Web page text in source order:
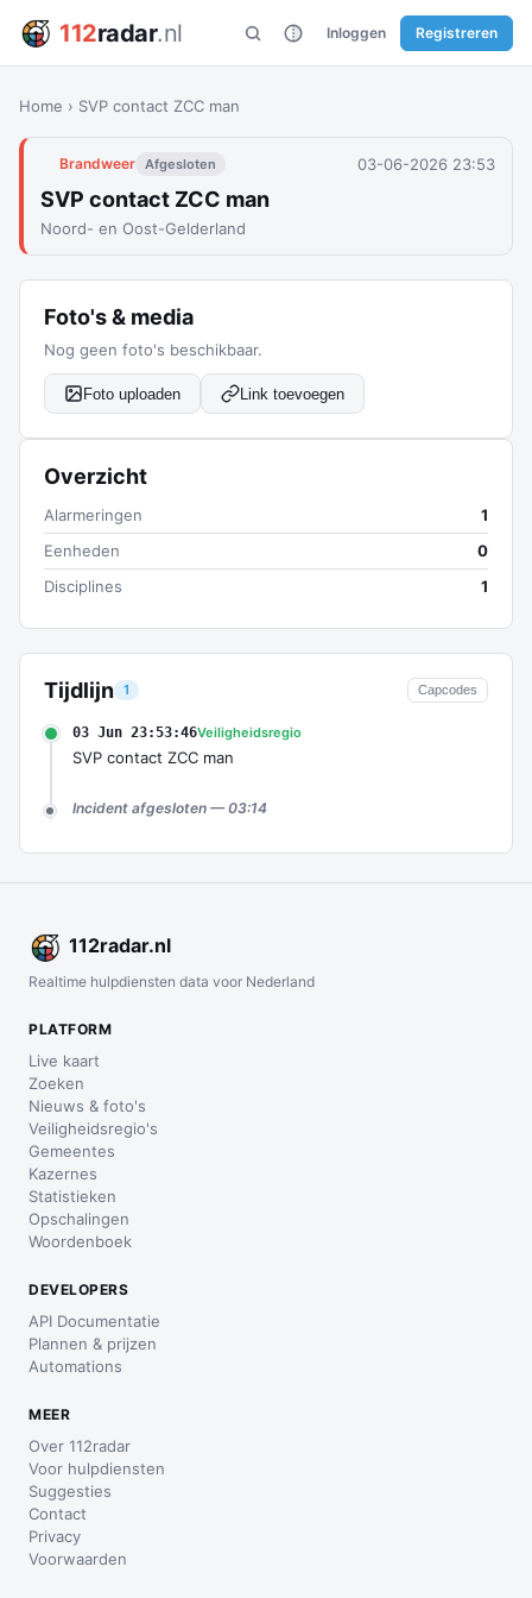
112radar.nl Inloggen Registreren
Home › SVP contact ZCC man
Brandweer Afgesloten 03-06-2026 23:53
SVP contact ZCC man
Noord- en Oost-Gelderland
Tijdlijn 1 Capcodes
03 Jun 23:53:46Veiligheidsregio
SVP contact ZCC man
Incident afgesloten — 03:14
Foto's & media
Nog geen foto's beschikbaar.
Foto uploaden Link toevoegen
Overzicht
Alarmeringen
1
Eenheden
0
Disciplines
1
112radar.nl
Realtime hulpdiensten data voor Nederland
PLATFORM
Live kaart
Zoeken
Nieuws & foto's
Veiligheidsregio's
Gemeentes
Kazernes
Statistieken
Opschalingen
Woordenboek
DEVELOPERS
API Documentatie
Plannen & prijzen
Automations
MEER
Over 112radar
Voor hulpdiensten
Suggesties
Contact
Privacy
Voorwaarden